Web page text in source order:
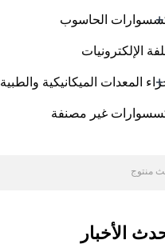
الحاسوب +
الإلكترونيات
المعدات الميكانيكية والطبية +
غير مصنفة
الأخبار